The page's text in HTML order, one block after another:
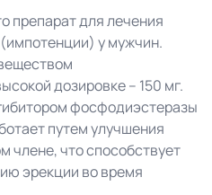
препарат для лечения
у мужчин.
дозировке – 150 мг.
фосфодиэстеразы
путем улучшения
члене, что способствует
эрекции во время